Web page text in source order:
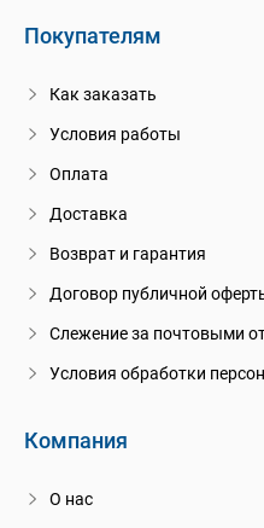
Покупателям
Как заказать
Условия работы
Оплата
Доставка
Возврат и гарантия
Договор публичной
Слежение за почтовыми
Условия обработки
Компания
О нас